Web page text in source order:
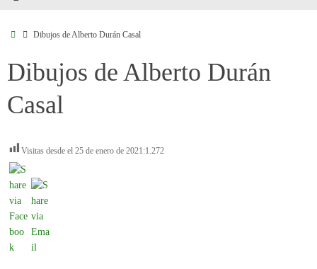
Dibujos de Alberto Durán Casal
Dibujos de Alberto Durán
Casal
Visitas desde el 25 de enero de 2021:1.272